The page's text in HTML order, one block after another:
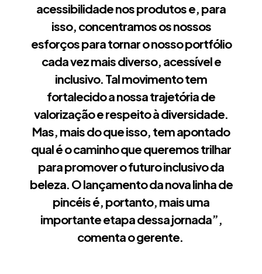
acessibilidade nos produtos e, para
isso, concentramos os nossos
esforços para tornar o nosso portfólio
cada vez mais diverso, acessível e
inclusivo. Tal movimento tem
fortalecido a nossa trajetória de
valorização e respeito à diversidade.
Mas, mais do que isso, tem apontado
qual é o caminho que queremos trilhar
para promover o futuro inclusivo da
beleza. O lançamento da nova linha de
pincéis é, portanto, mais uma
importante etapa dessa jornada”,
comenta o gerente.